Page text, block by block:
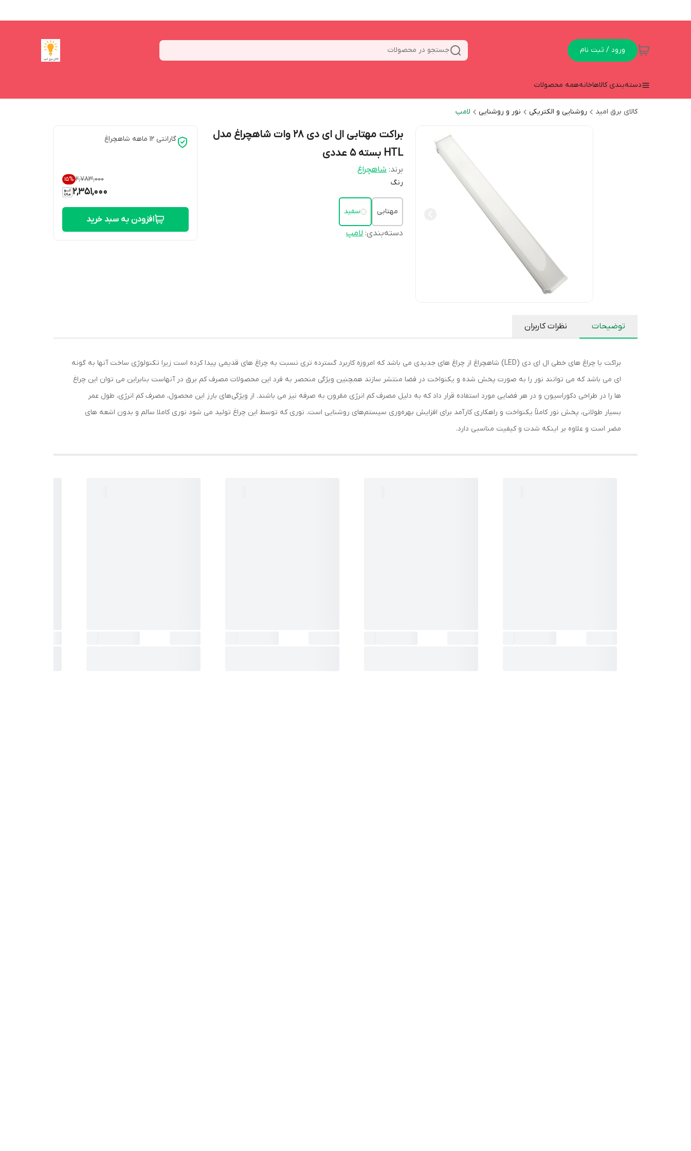
ورود / ثبت نام جستجو در محصولات
دسته‌بندی کالاهاخانههمه محصولات
کالای برق امید روشنایی و الکتریکی نور و روشنایی لامپ
براکت مهتابی ال ای دی 28 وات شاهچراغ مدل
HTL بسته ۵ عددی
برند: شاهچراغ
رنگ
مهتابی سفید
دسته‌بندی:لامپ
گارانتی 12 ماهه شاهچراغ
۲٬۷۸۳٬۰۰۰ 15%
2,351,000
افزودن به سبد خرید
توضیحات نظرات کاربران
براکت یا چراغ ‌های خطی ال ای دی (LED) شاهچراغ از چراغ های جدیدی می باشد که امروزه کاربرد گسترده تری نسبت به چراغ های قدیمی پیدا کرده است زیرا تکنولوژی ساخت آنها به گونه
ای می باشد که می توانند نور را به صورت پخش شده و یکنواخت در فضا منتشر سازند همچنین ویژگی منحصر به فرد این محصولات مصرف کم برق در آنهاست بنابراین می توان این چراغ
ها را در طراحی دکوراسیون و در هر فضایی مورد استفاده قرار داد که به دلیل مصرف کم انرژی مقرون به صرفه نیز می باشند. از ویژگی‌های بارز این محصول، مصرف کم انرژی، طول عمر
بسیار طولانی، پخش نور کاملاً یکنواخت و راهکاری کارآمد برای افزایش بهره‌وری سیستم‌های روشنایی است. نوری که توسط این چراغ تولید می شود نوری کاملا سالم و بدون اشعه های
مضر است و علاوه بر اینکه شدت و کیفیت مناسبی دارد.